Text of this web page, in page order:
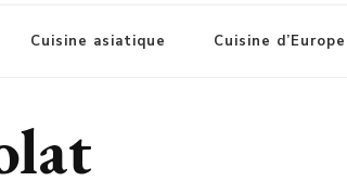
Cuisine asiatique Cuisine d’Europe